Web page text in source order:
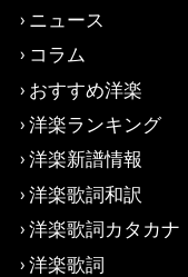
ニュース
コラム
おすすめ洋楽
洋楽ランキング
洋楽新譜情報
洋楽歌詞和訳
洋楽歌詞カタカナ
洋楽歌詞